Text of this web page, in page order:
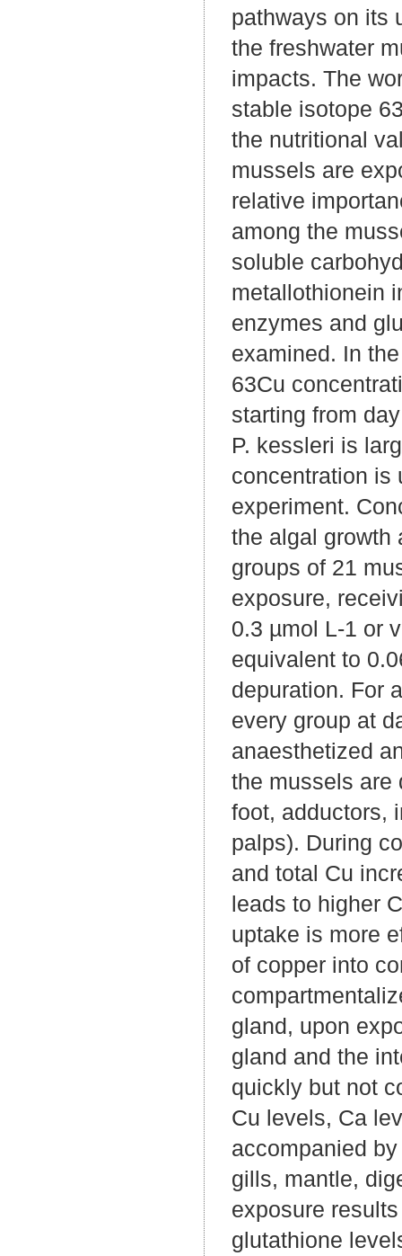
pathways on its
the freshwater
impacts. The
stable isotope
the nutritional
mussels are
relative
among the
soluble
metallothionein
enzymes and
examined. In
63Cu
starting from
P. kessleri is
concentration is
experiment.
the algal growth
groups of 21
exposure,
0.3 µmol L-1 or
equivalent to
depuration. For
every group at
anaesthetized
the mussels are
foot, adductors,
palps). During
and total Cu
leads to higher
uptake is more
of copper into
gland, upon
gland and the
quickly but not
Cu levels, Ca
accompanied
gills, mantle,
exposure
glutathione